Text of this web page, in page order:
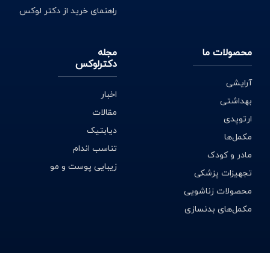
راهنمای خرید از دکتر لوکس
محصولات ما
آرایشی
بهداشتی
ارتوپدی
مکمل‌ها
مادر و کودک
تجهیزات پزشکی
محصولات زناشویی
مکمل‌های بدنسازی
مجله
دکترلوکس
اخبار
مقالات
دیابتیک
تناسب اندام
زیبایی پوست و مو